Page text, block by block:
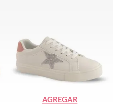
AGREGAR